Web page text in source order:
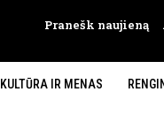
Pranešk naujieną
KULTŪRA IR MENAS